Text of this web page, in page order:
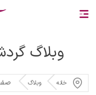
وبلاگ
خانه وبلاگ